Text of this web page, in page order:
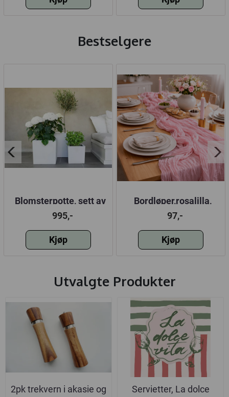
Bestselgere
Blomsterpotte, sett av
3, polystone
995,-
Kjøp
Bordløper,rosalilla,
90x300 cm
97,-
Kjøp
Utvalgte Produkter
2pk trekvern i akasie og
Servietter, La dolce